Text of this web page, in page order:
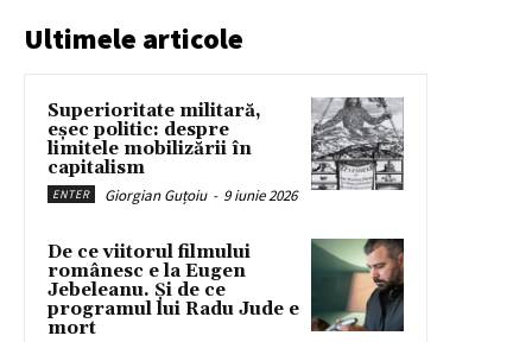
Ultimele articole
Superioritate militară,
eșec politic: despre
limitele mobilizării în
capitalism
ENTER Giorgian Guțoiu - 9 iunie 2026
De ce viitorul filmului
românesc e la Eugen
Jebeleanu. Și de ce
programul lui Radu Jude e
mort